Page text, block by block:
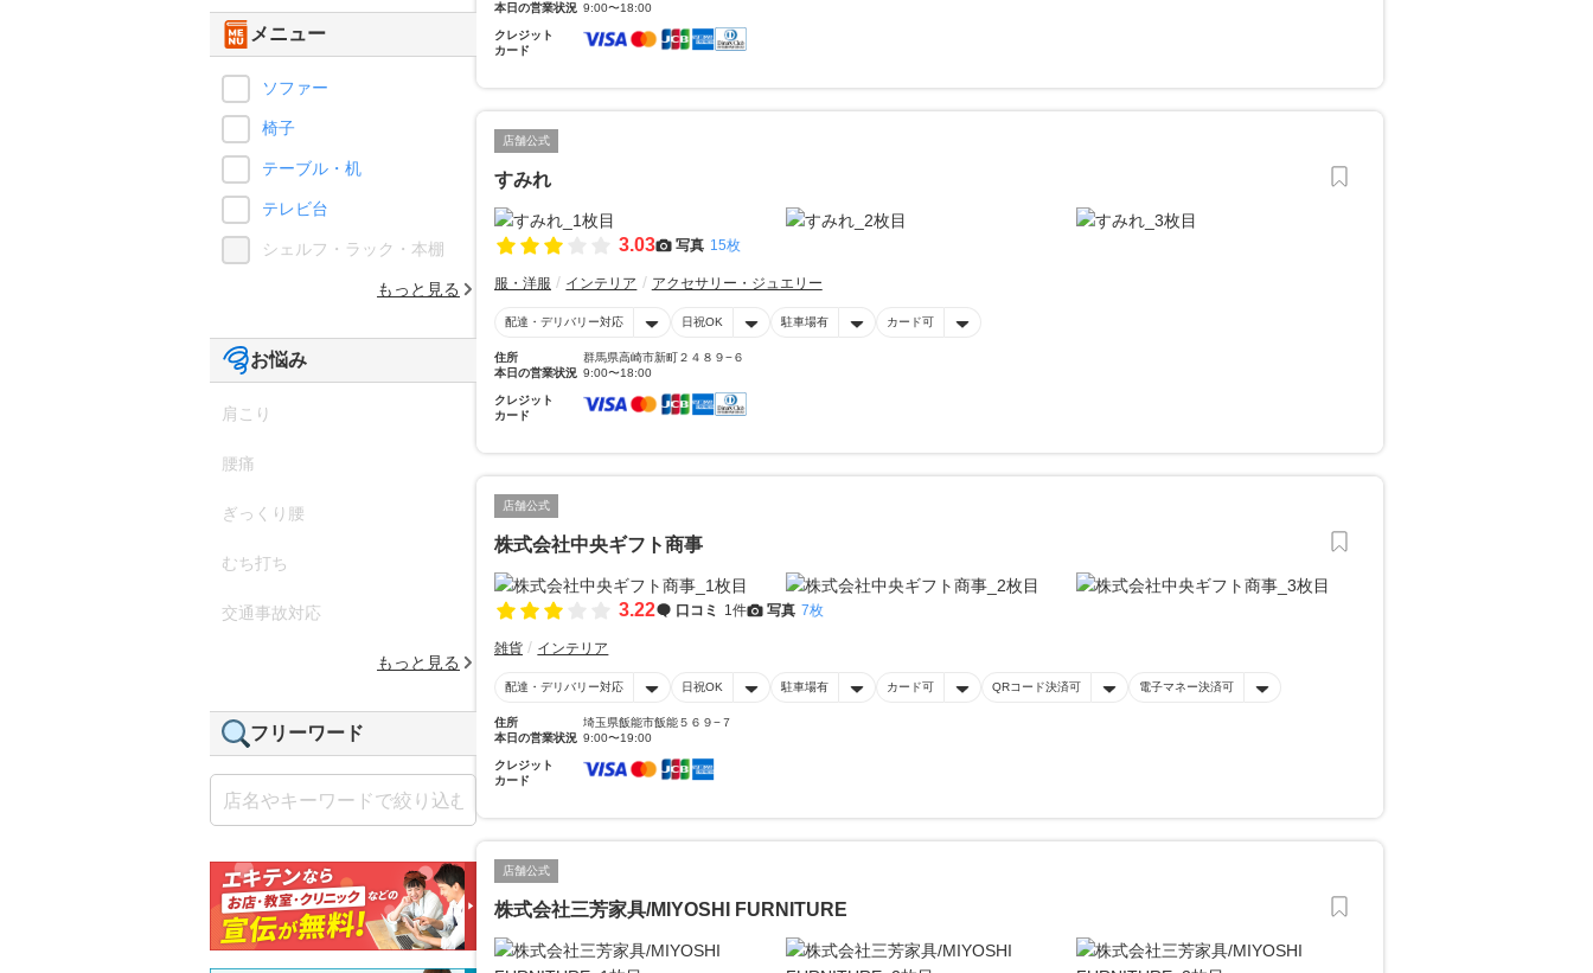
本日の営業状況 9:00〜18:00
クレジット
カード
店舗公式
すみれ
3.03 写真 15枚
服・洋服 インテリア アクセサリー・ジュエリー
配達・デリバリー対応 日祝OK 駐車場有 カード可
住所
群馬県高崎市新町２４８９−６
本日の営業状況 9:00〜18:00
クレジット
カード
店舗公式
株式会社中央ギフト商事
3.22 口コミ 1件 写真 7枚
雑貨 インテリア
配達・デリバリー対応 日祝OK 駐車場有 カード可 QRコード決済可 電子マネー決済可
住所
埼玉県飯能市飯能５６９−７
本日の営業状況 9:00〜19:00
クレジット
カード
店舗公式
株式会社三芳家具/MIYOSHI FURNITURE
メニュー
ソファー
椅子
テーブル・机
テレビ台
シェルフ・ラック・本棚
もっと見る
お悩み
肩こり
腰痛
ぎっくり腰
むち打ち
交通事故対応
もっと見る
フリーワード